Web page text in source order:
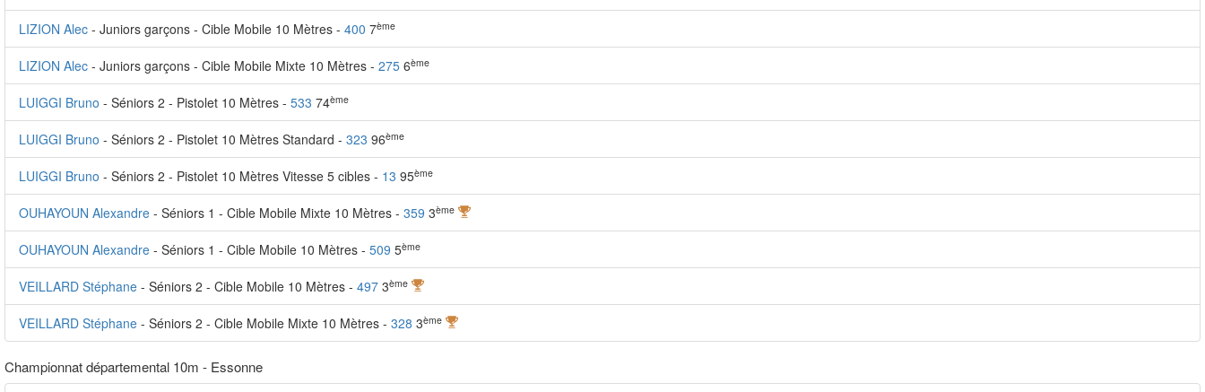
LIZION Alec - Juniors garçons - Cible Mobile 10 Mètres - 400 7ème
LIZION Alec - Juniors garçons - Cible Mobile Mixte 10 Mètres - 275 6ème
LUIGGI Bruno - Séniors 2 - Pistolet 10 Mètres - 533 74ème
LUIGGI Bruno - Séniors 2 - Pistolet 10 Mètres Standard - 323 96ème
LUIGGI Bruno - Séniors 2 - Pistolet 10 Mètres Vitesse 5 cibles - 13 95ème
OUHAYOUN Alexandre - Séniors 1 - Cible Mobile Mixte 10 Mètres - 359 3ème
OUHAYOUN Alexandre - Séniors 1 - Cible Mobile 10 Mètres - 509 5ème
VEILLARD Stéphane - Séniors 2 - Cible Mobile 10 Mètres - 497 3ème
VEILLARD Stéphane - Séniors 2 - Cible Mobile Mixte 10 Mètres - 328 3ème
Championnat départemental 10m - Essonne